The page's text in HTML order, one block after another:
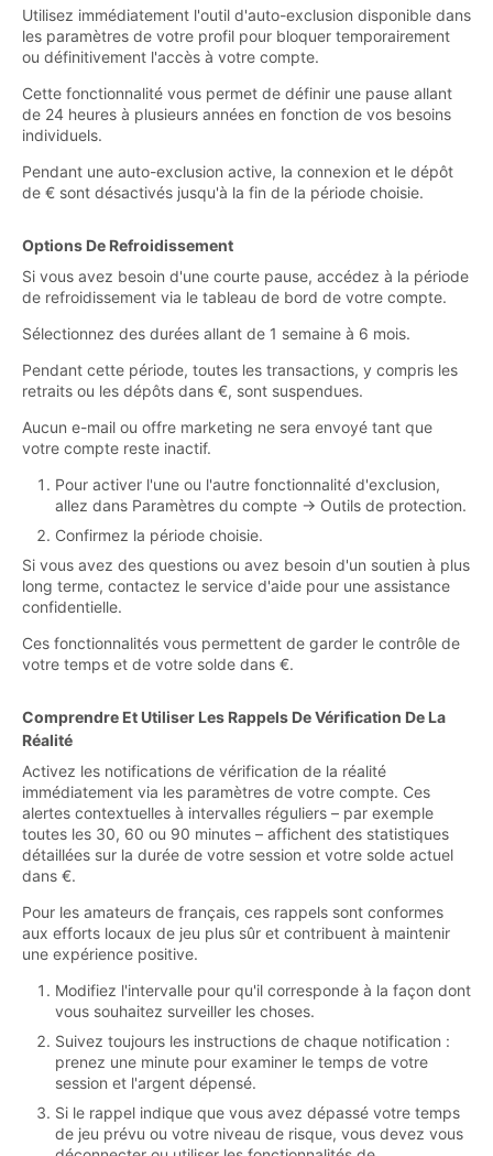
Utilisez immédiatement l'outil d'auto-exclusion disponible dans
les paramètres de votre profil pour bloquer temporairement
ou définitivement l'accès à votre compte.
Cette fonctionnalité vous permet de définir une pause allant
de 24 heures à plusieurs années en fonction de vos besoins
individuels.
Pendant une auto-exclusion active, la connexion et le dépôt
de € sont désactivés jusqu'à la fin de la période choisie.
Options De Refroidissement
Si vous avez besoin d'une courte pause, accédez à la période
de refroidissement via le tableau de bord de votre compte.
Sélectionnez des durées allant de 1 semaine à 6 mois.
Pendant cette période, toutes les transactions, y compris les
retraits ou les dépôts dans €, sont suspendues.
Aucun e-mail ou offre marketing ne sera envoyé tant que
votre compte reste inactif.
Pour activer l'une ou l'autre fonctionnalité d'exclusion,
allez dans Paramètres du compte → Outils de protection.
Confirmez la période choisie.
Si vous avez des questions ou avez besoin d'un soutien à plus
long terme, contactez le service d'aide pour une assistance
confidentielle.
Ces fonctionnalités vous permettent de garder le contrôle de
votre temps et de votre solde dans €.
Comprendre Et Utiliser Les Rappels De Vérification De La
Réalité
Activez les notifications de vérification de la réalité
immédiatement via les paramètres de votre compte. Ces
alertes contextuelles à intervalles réguliers – par exemple
toutes les 30, 60 ou 90 minutes – affichent des statistiques
détaillées sur la durée de votre session et votre solde actuel
dans €.
Pour les amateurs de français, ces rappels sont conformes
aux efforts locaux de jeu plus sûr et contribuent à maintenir
une expérience positive.
Modifiez l'intervalle pour qu'il corresponde à la façon dont
vous souhaitez surveiller les choses.
Suivez toujours les instructions de chaque notification :
prenez une minute pour examiner le temps de votre
session et l'argent dépensé.
Si le rappel indique que vous avez dépassé votre temps
de jeu prévu ou votre niveau de risque, vous devez vous